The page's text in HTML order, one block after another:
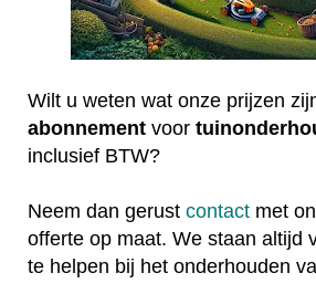
Wilt u weten wat onze prijzen
abonnement voor
inclusief BTW?
Neem dan gerust contact met
offerte op maat. We staan altijd
te helpen bij het onderhouden